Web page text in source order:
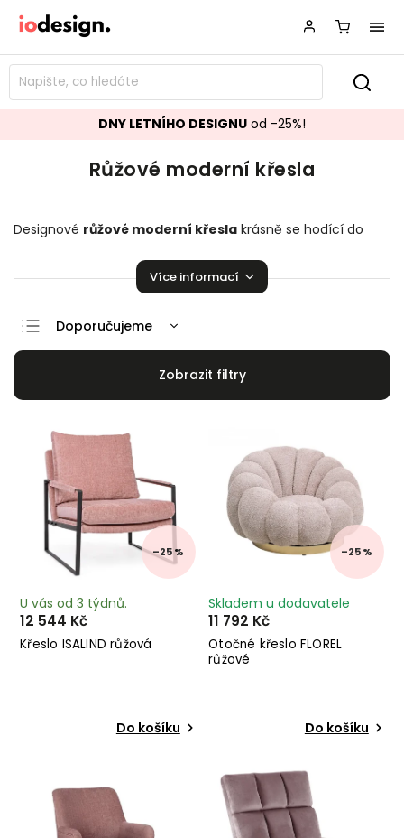
DNY LETNÍHO DESIGNU od -25%!
Růžové moderní křesla
Designové růžové moderní křesla krásně se hodící do
Více informací
Doporučujeme
Nejlevnější
Abecedně
–25 %
Křeslo ISALIND růžová
U vás od 3 týdnů.
12 544 Kč
Do košíku
–25 %
Otočné křeslo FLOREL
růžové
Skladem u dodavatele
11 792 Kč
Do košíku